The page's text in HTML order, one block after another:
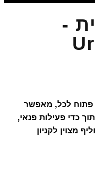
-
פתוח לכל, מאפשר
כדי פעילות פנאי,
מצוין לקניון